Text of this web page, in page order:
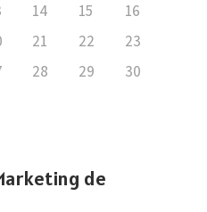
14 15
16
21 22
23
28 29
30
de